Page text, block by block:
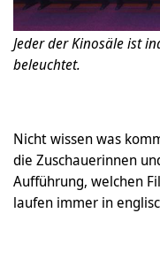
Jeder der Kinosäle ist
beleuchtet.
Nicht wissen was
die Zuschauerinnen
Aufführung, welchen
laufen immer in